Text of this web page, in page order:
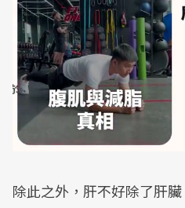
除此之外，肝不好除了肝